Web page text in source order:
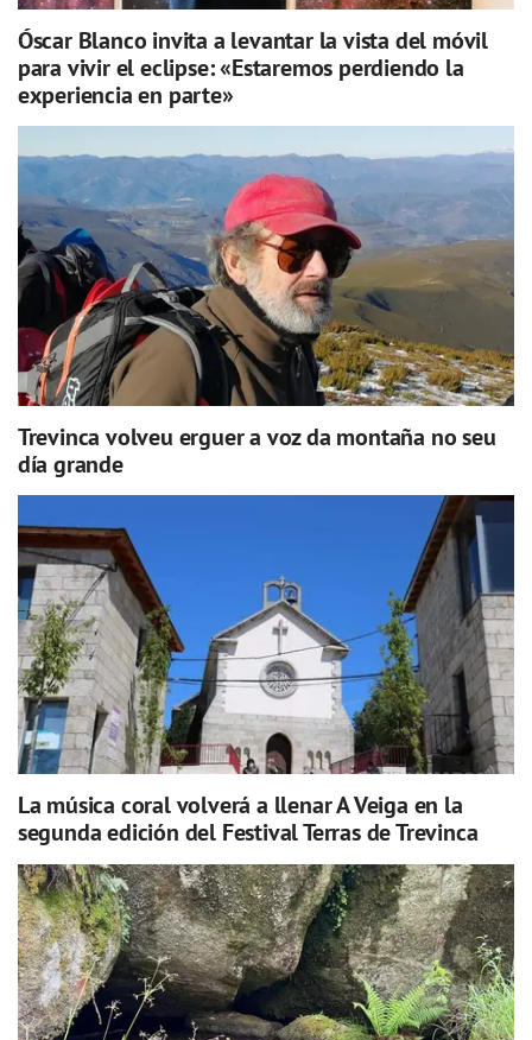
Óscar Blanco invita a levantar la vista del móvil
para vivir el eclipse: «Estaremos perdiendo la
experiencia en parte»
Trevinca volveu erguer a voz da montaña no seu
día grande
La música coral volverá a llenar A Veiga en la
segunda edición del Festival Terras de Trevinca